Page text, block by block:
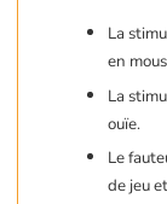
La
en
La
ouïe.
Le
de jeu